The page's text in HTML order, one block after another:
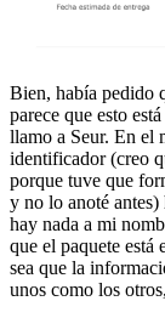
Bien, había pedido
parece que esto
llamo a Seur. En el
identificador (creo
porque tuve que
y no lo anoté
hay nada a mi
que el paquete
sea que la
unos como los